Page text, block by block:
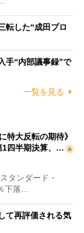
転した“成田プロ
手“内部議事録”で
一覧を見る
特大反転の期待》
1四半期決算、…
タンダード・
下落…
て再評価される気